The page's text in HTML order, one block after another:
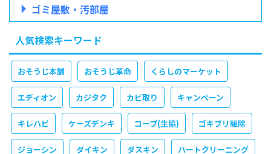
ゴミ屋敷・汚部屋
人気検索キーワード
おそうじ本舗 おそうじ革命 くらしのマーケット
エディオン カジタク カビ取り キャンペーン
キレハピ ケーズデンキ コープ(生協) ゴキブリ駆除
ジョーシン ダイキン ダスキン ハートクリーニング